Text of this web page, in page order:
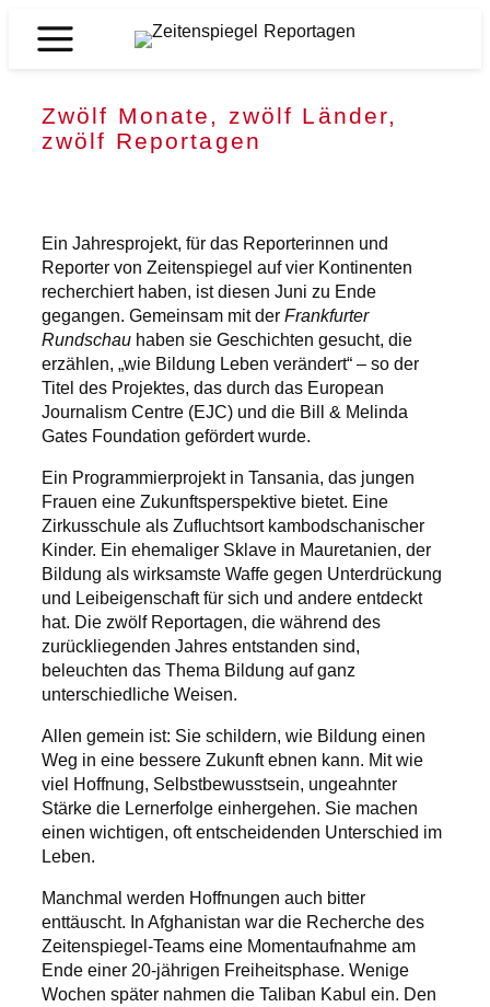
Inhalt
Zeitenspiegel
Zwölf Monate, zwölf Länder,
zwölf Reportagen
Ein Jahresprojekt, für das Reporterinnen und
Reporter von Zeitenspiegel auf vier Kontinenten
recherchiert haben, ist diesen Juni zu Ende
gegangen. Gemeinsam mit derFrankfurter
Rundschau haben sie Geschichten gesucht, die
erzählen, „wie Bildung Leben verändert“ – so der
Titel des Projektes, das durch das European
Journalism Centre (EJC) und die Bill & Melinda
Gates Foundation gefördert wurde.
Ein Programmierprojekt in Tansania, das jungen
Frauen eine Zukunftsperspektive bietet. Eine
Zirkusschule als Zufluchtsort kambodschanischer
Kinder. Ein ehemaliger Sklave in Mauretanien, der
Bildung als wirksamste Waffe gegen Unterdrückung
und Leibeigenschaft für sich und andere entdeckt
hat. Die zwölf Reportagen, die während des
zurückliegenden Jahres entstanden sind,
beleuchten das Thema Bildung auf ganz
unterschiedliche Weisen.
Allen gemein ist: Sie schildern, wie Bildung einen
Weg in eine bessere Zukunft ebnen kann. Mit wie
viel Hoffnung, Selbstbewusstsein, ungeahnter
Stärke die Lernerfolge einhergehen. Sie machen
einen wichtigen, oft entscheidenden Unterschied im
Leben.
Manchmal werden Hoffnungen auch bitter
enttäuscht. In Afghanistan war die Recherche des
Zeitenspiegel-Teams eine Momentaufnahme am
Ende einer 20-jährigen Freiheitsphase. Wenige
Wochen später nahmen die Taliban Kabul ein. Den